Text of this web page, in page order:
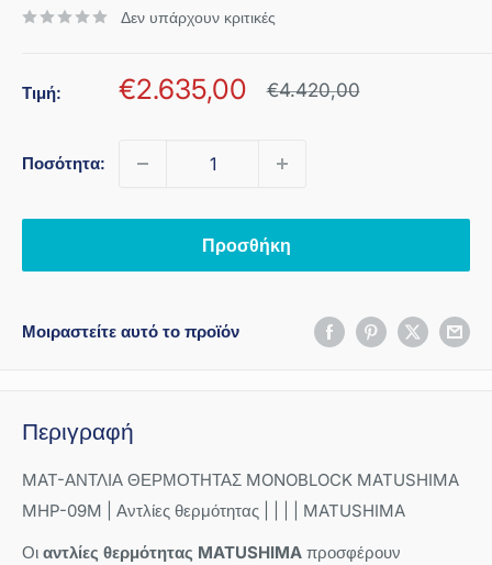
Δεν υπάρχουν κριτικές
Τιμή:
Τιμή
πώλησης
€2.635,00
Κανονική
€4.420,00
Ποσότητα:
Προσθήκη
Μοιραστείτε αυτό το προϊόν
Περιγραφή
MAT-ΑΝΤΛΙΑ ΘΕΡΜΟΤΗΤΑΣ MONOBLOCK MATUSHIMA
MHP-09M | Αντλίες θερμότητας | | | | MATUSHIMA
Οι αντλίες θερμότητας MATUSHIMA προσφέρουν